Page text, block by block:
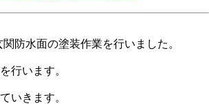
防水面の塗装作業を行いました。
行います。
いきます。